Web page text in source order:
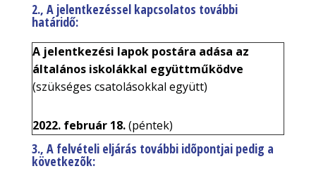
2., A jelentkezéssel kapcsolatos további
határidő:
A jelentkezési lapok postára adása az
általános iskolákkal együttműködve
(szükséges csatolásokkal együtt)
2022. február 18.(péntek)
3., A felvételi eljárás további idõpontjai pedig a
következõk: